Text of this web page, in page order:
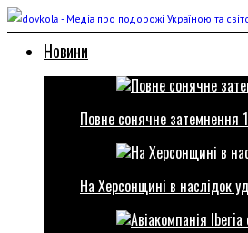
Новини
Повне сонячне затемнення
На Херсонщині в наслідок